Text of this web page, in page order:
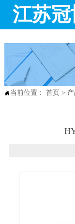
江苏
——
当前位置： 首页 >